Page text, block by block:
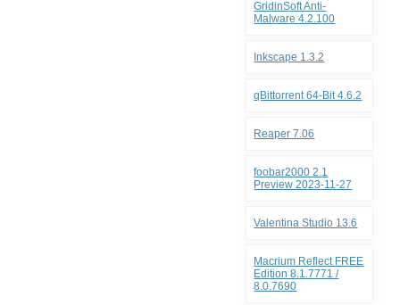
GridinSoft Anti-
Malware 4.2.100
Inkscape 1.3.2
qBittorrent 64-Bit 4.6.2
Reaper 7.06
foobar2000 2.1
Preview 2023-11-27
Valentina Studio 13.6
Macrium Reflect FREE
Edition 8.1.7771 /
8.0.7690